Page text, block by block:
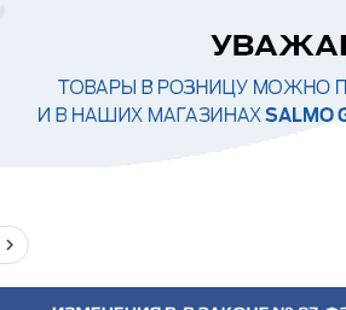
navigate_next